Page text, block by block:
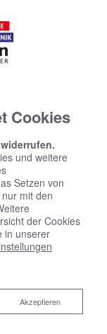
Cookies
und weitere
Setzen von
mit den
der Cookies
in unserer
Akzeptieren